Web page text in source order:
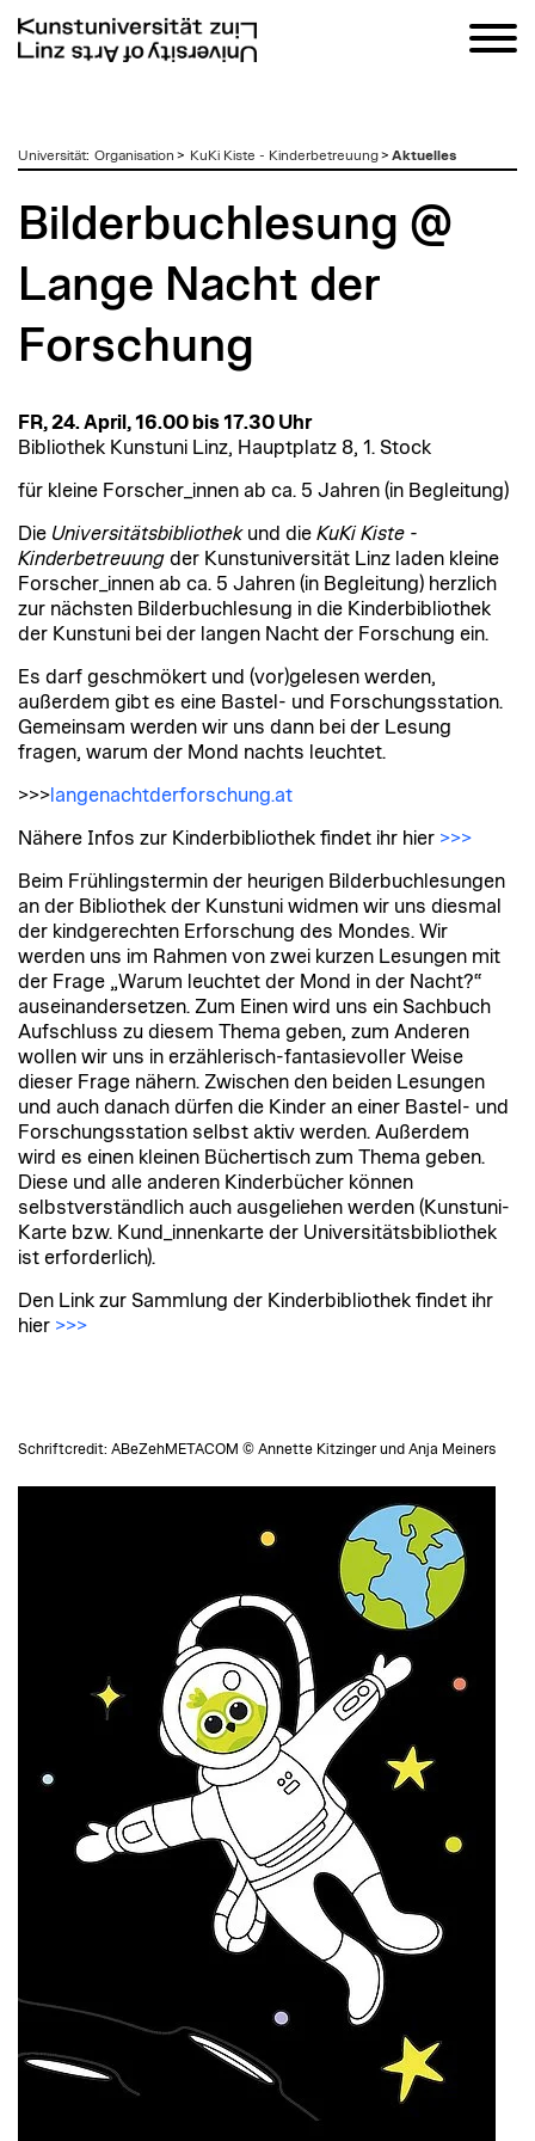
zumUniversität: Organisation > KuKi Kiste - Kinderbetreuung> Aktuelles
Bilderbuchlesung @
Lange Nacht der
Forschung
FR, 24. April, 16.00 bis 17.30 Uhr
Bibliothek Kunstuni Linz, Hauptplatz 8, 1. Stock
für kleine Forscher_innen ab ca. 5 Jahren (in Begleitung)
Die Universitätsbibliothekund die KuKi Kiste -
Kinderbetreuung der Kunstuniversität Linz laden k leine
Forscher_innen ab ca. 5 Jahren (in Begleitung) herzlich
zur nächsten Bilderbuchlesung in die Kinderbibliothek
der Kunstuni bei der langen Nacht der Forschung ein.
Es darf geschmökert und (vor)gelesen werden,
außerdem gibt es eine Bastel- und Forschungsstation.
Gemeinsam werden wir uns dann bei der Lesung
fragen, warum der Mond nachts leuchtet.
>>> langenachtderforschung.at
Nähere Infos zur Kinderbibliothek findet ihr hier >>>
Beim Frühlingstermin der heurigen Bilderbuchlesungen
an der Bibliothek der Kunstuni widmen wir uns diesmal
der kindgerechten Erforschung des Mondes. Wir
werden uns im Rahmen von zwei kurzen Lesungen mit
der Frage „Warum leuchtet der Mond in der Nacht?“
auseinandersetzen. Zum Einen wird uns ein Sachbuch
Aufschluss zu diesem Thema geben, zum Anderen
wollen wir uns in erzählerisch-fantasievoller Weise
dieser Frage nähern. Zwischen den beiden Lesungen
und auch danach dürfen die Kinder an einer Bastel- und
Forschungsstation selbst aktiv werden. Außerdem
wird es einen kleinen Büchertisch zum Thema geben.
Diese und alle anderen Kinderbücher können
selbstverständlich auch ausgeliehen werden (Kunstuni-
Karte bzw. Kund_innenkarte der Universitätsbibliothek
ist erforderlich).
Den Link zur Sammlung der Kinderbibliothek findet ihr
hier >>>
Schriftcredit: ABeZehMETACOM © Annette Kitzinger und Anja Meiners